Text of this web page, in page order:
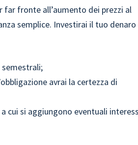
far fronte all’aumento dei prezzi al
semplice. Investirai il tuo denaro
semestrali;
avrai la certezza di
cui si aggiungono eventuali